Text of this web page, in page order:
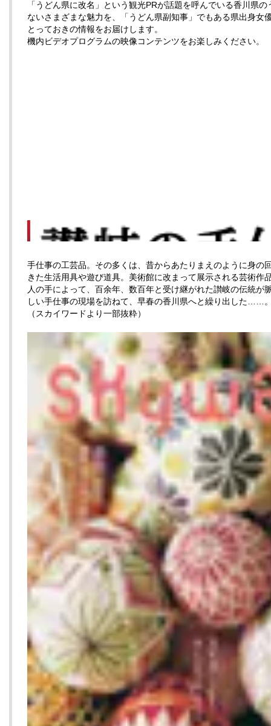
「うどん県に改名」という観光PRが話題を呼んでいる香川県の
ないさまざまな魅力を、「うどん県副知事」でもある県出身女
とっておきの情報をお届けします。
機内ビデオプログラムの映像コンテンツをお楽しみください。
手仕事の工芸品。その多くは、昔からあたりまえのように身の
きた生活用具や遊び道具。美術館に改まって展示される芸術作
人の手によって、百余年、数百年と受け継がれた讃岐の伝統が
しい手仕事の現場を訪ねて、早春の香川県へと繰り出した……
（スカイワードより一部抜粋）